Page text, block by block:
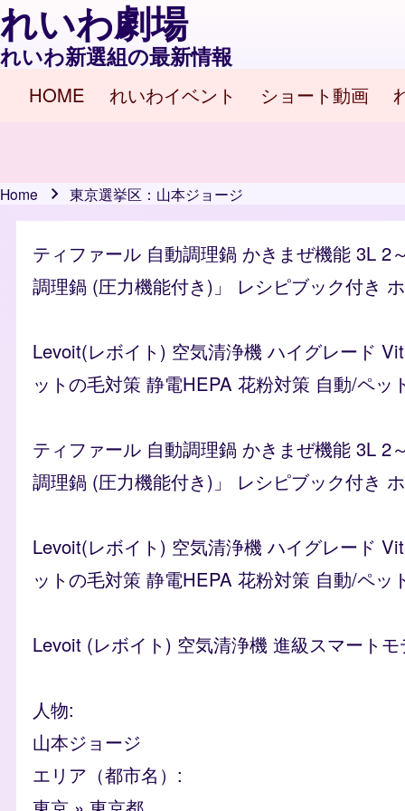
れいわ劇場
れいわ新選組の最新情報
Main navigation
HOME れいわイベント ショート動画
Breadcrumb
Home 東京選挙区：山本ジョージ
ティファール 自動調理鍋 かきまぜ機能 3L
調理鍋 (圧力機能付き)」 レシピブック付き
Levoit(レボイト) 空気清浄機 ハイグレード
ットの毛対策 静電HEPA 花粉対策 自動/ペッ
ティファール 自動調理鍋 かきまぜ機能 3L
調理鍋 (圧力機能付き)」 レシピブック付き
Levoit(レボイト) 空気清浄機 ハイグレード
ットの毛対策 静電HEPA 花粉対策 自動/ペッ
Levoit (レボイト) 空気清浄機 進級スマート
人物
山本ジョージ
エリア（都市名）